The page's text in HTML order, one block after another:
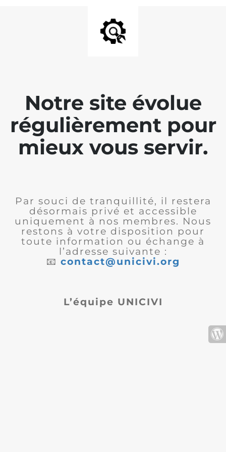
Notre site évolue
régulièrement pour
mieux vous servir.
Par souci de tranquillité, il restera
désormais privé et accessible
uniquement à nos membres. Nous
restons à votre disposition pour
toute information ou échange à
l’adresse suivante :
📧 contact@unicivi.org
L’équipe UNICIVI